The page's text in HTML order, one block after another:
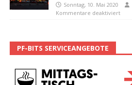
Sonntag, 10. Mai 2020
Kommentare deaktiviert
PF-BITS SERVICEANGEBOTE